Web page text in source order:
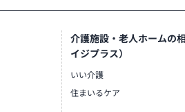
介護施設・老人ホームの
イジプラス）
いい介護
住まいるケア